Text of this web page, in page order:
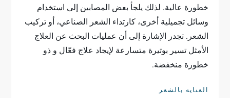
خطورة عالية. لذلك يلجأ بعض المصابين إلى استخدام
وسائل تجميلية أخرى، كارتداء الشعر الصناعي، أو تركيب
الشعر. تجدر الإشارة إلى أن عمليات البحث عن العلاج
الأمثل تسير بوتيرة متسارعة لإيجاد علاج فعّال و ذو
خطورة منخفضة.
العناية بالشعر